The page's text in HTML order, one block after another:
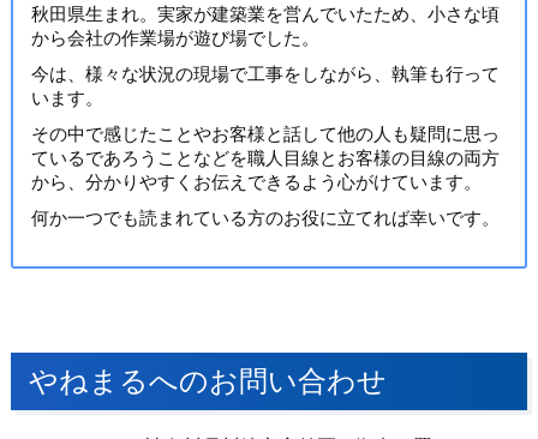
秋田県生まれ。実家が建築業を営んでいたため、小さな頃
から会社の作業場が遊び場でした。
今は、様々な状況の現場で工事をしながら、執筆も行って
います。
その中で感じたことやお客様と話して他の人も疑問に思っ
ているであろうことなどを職人目線とお客様の目線の両方
から、分かりやすくお伝えできるよう心がけています。
何か一つでも読まれている方のお役に立てれば幸いです。
やねまるへのお問い合わせ